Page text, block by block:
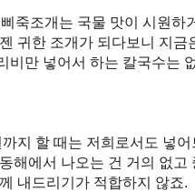
죽조개는 국물 맛이 시원하
귀한 조개가 되다보니 지금
만 넣어서 하는 칼국수는
지 할 때는 저희로서도 넣
해에서 나오는 건 거의 없고
내드리기가 적합하지 않죠.